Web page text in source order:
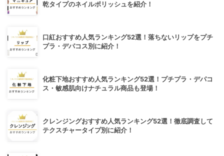
乾タイプのネイルポリッシュを紹介！
口紅おすすめ人気ランキング52選！落ちないリップをプチ
プラ・デパコス別に紹介！
化粧下地おすすめ人気ランキング52選！プチプラ・デパコ
ス・敏感肌向けナチュラル商品も登場！
クレンジングおすすめ人気ランキング52選！徹底調査して
テクスチャータイプ別に紹介！